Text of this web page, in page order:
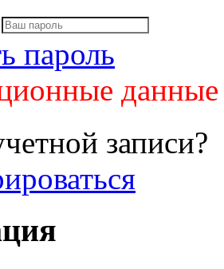
пароль
записи?